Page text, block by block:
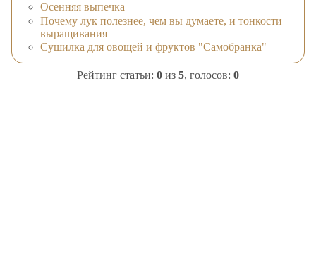
Осенняя выпечка
Почему лук полезнее, чем вы думаете, и тонкости
выращивания
Сушилка для овощей и фруктов "Самобранка"
Рейтинг статьи: 0 из 5, голосов: 0